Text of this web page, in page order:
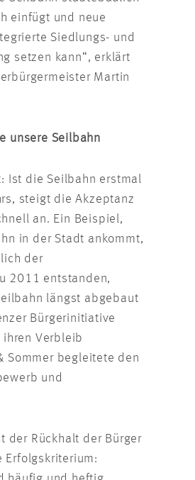
einfügt und neue
Siedlungs- und
setzen kann“, erklärt
Martin
unsere Seilbahn
Ist die Seilbahn erstmal
steigt die Akzeptanz
an. Ein Beispiel,
in der Stadt ankommt,
der
2011 entstanden,
längst abgebaut
Bürgerinitiative
Verbleib
Sommer begleitete den
und
der Rückhalt der Bürger
Erfolgskriterium: